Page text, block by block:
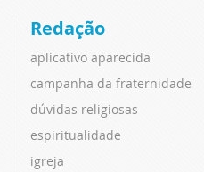
Redação
aplicativo aparecida
campanha da fraternidade
dúvidas religiosas
espiritualidade
igreja